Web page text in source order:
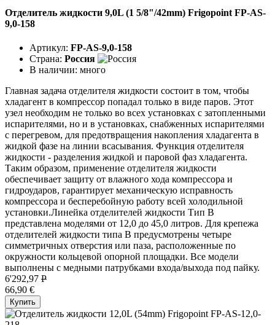
Отделитель жидкости 9,0L (1 5/8"/42mm) Frigopoint FP-AS-
9,0-158
Артикул: FP-AS-9,0-158
Страна: Россия
В наличии: много
Главная задача отделителя жидкости состоит в том, чтобы
хладагент в компрессор попадал только в виде паров. Этот
узел необходим не только во всех установках с затопленными
испарителями, но и в установках, снабженных испарителями
с перегревом, для предотвращения накопления хладагента в
жидкой фазе на линии всасывания. Функция отделителя
жидкости - разделения жидкой и паровой фаз хладагента.
Таким образом, применение отделителя жидкости
обеспечивает защиту от влажного хода компрессора и
гидроударов, гарантирует механическую исправность
компрессора и бесперебойную работу всей холодильной
установки.Линейка отделителей жидкости Тип B
представлена моделями от 12,0 до 45,0 литров. Для крепежа
отделителей жидкости типа B предусмотрены четыре
симметричных отверстия или паза, расположенные по
окружности кольцевой опорной площадки. Все модели
выполнены с медными патрубками входа/выхода под пайку.
6'292,97 P
66,90 €
Купить